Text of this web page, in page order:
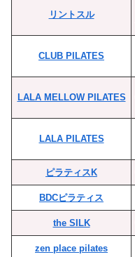
リントスル
CLUB PILATES
LALA MELLOW PILATES
LALA PILATES
ピラティスK
BDCピラティス
the SILK
zen place pilates